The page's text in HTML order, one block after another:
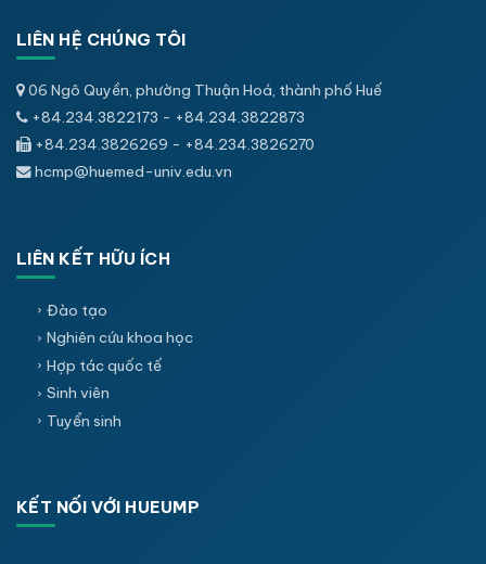
LIÊN HỆ CHÚNG TÔI
06 Ngô Quyền, phường Thuận Hoá, thành phố Huế
+84.234.3822173 - +84.234.3822873
+84.234.3826269 - +84.234.3826270
hcmp@huemed-univ.edu.vn
LIÊN KẾT HỮU ÍCH
Đào tạo
Nghiên cứu khoa học
Hợp tác quốc tế
Sinh viên
Tuyển sinh
KẾT NỐI VỚI HUEUMP